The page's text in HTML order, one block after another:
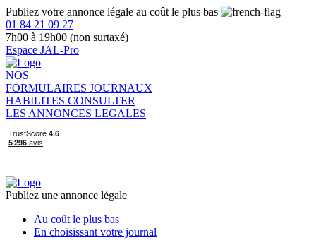
Publiez votre annonce légale au coût le plus bas
01 84 21 09 27
7h00 à 19h00 (non surtaxé)
Espace JAL-Pro
NOS
FORMULAIRES JOURNAUX
HABILITES CONSULTER
LES ANNONCES LEGALES
Publiez une annonce légale
Au coût le plus bas
En choisissant votre journal